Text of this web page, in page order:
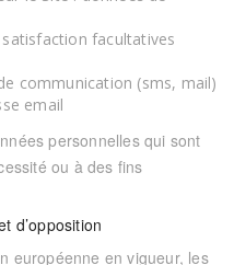
facultatives
communication (sms, mail)
email
personnelles qui sont
ou à des fins
d’opposition
européenne en vigueur, les